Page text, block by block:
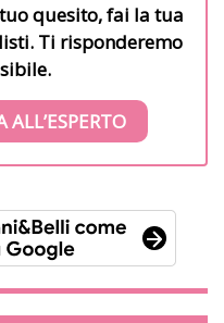
quesito, fai la tua
Ti risponderemo